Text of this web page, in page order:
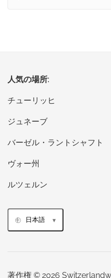
人気の場所:
チューリッヒ
ジュネーブ
バーゼル・ラントシャフト
ヴォー州
ルツェルン
日本語
著作権 © 2026